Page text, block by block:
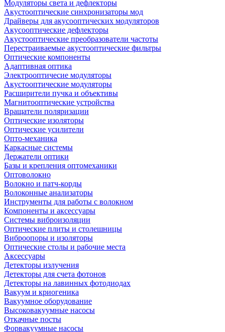
Модуляторы света и дефлекторы
Акустооптические синхронизаторы мод
Драйверы для акусооптических модуляторов
Акусооптические дефлекторы
Акустооптические преобразователи частоты
Перестраиваемые акустооптические фильтры
Оптические компоненты
Адаптивная оптика
Электрооптичесие модуляторы
Акустооптические модуляторы
Расширители пучка и объективы
Магнитооптические устройства
Вращатели поляризации
Оптические изоляторы
Оптические усилители
Опто-механика
Каркасные системы
Держатели оптики
Базы и крепления оптомеханики
Оптоволокно
Волокно и патч-корды
Волоконные анализаторы
Инструменты для работы с волокном
Компоненты и аксессуары
Системы виброизоляции
Оптические плиты и столешницы
Виброопоры и изоляторы
Оптические столы и рабочие места
Аксессуары
Детекторы излучения
Детекторы для счета фотонов
Детекторы на лавинных фотодиодах
Вакуум и криогеника
Вакуумное оборудование
Высоковакуумные насосы
Откачные посты
Форвакуумные насосы